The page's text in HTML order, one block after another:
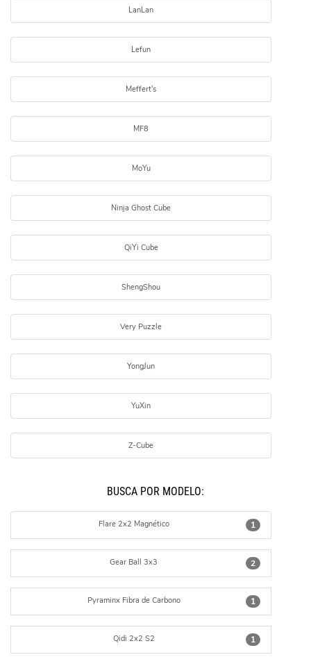
LanLan
Lefun
Meffert's
MF8
MoYu
Ninja Ghost Cube
QiYi Cube
ShengShou
Very Puzzle
YongJun
YuXin
Z-Cube
BUSCÁ POR MODELO:
1
Flare 2x2 Magnético
2
Gear Ball 3x3
1
Pyraminx Fibra de Carbono
1
Qidi 2x2 S2